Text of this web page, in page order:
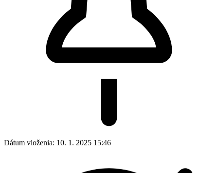
Dátum vloženia: 10. 1. 2025 15:46